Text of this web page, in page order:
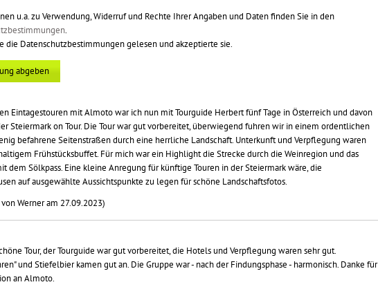
u.a. zu Verwendung, Widerruf und Rechte Ihrer Angaben und Daten finden Sie in den
.
die Datenschutzbestimmungen gelesen und akzeptierte sie.
abgeben
Eintagestouren mit Almoto war ich nun mit Tourguide Herbert fünf Tage in Österreich und davon
Steiermark on Tour. Die Tour war gut vorbereitet, überwiegend fuhren wir in einem ordentlichen
befahrene Seitenstraßen durch eine herrliche Landschaft. Unterkunft und Verpflegung waren
Frühstücksbuffet. Für mich war ein Highlight die Strecke durch die Weinregion und das
dem Sölkpass. Eine kleine Anregung für künftige Touren in der Steiermark wäre, die
auf ausgewählte Aussichtspunkte zu legen für schöne Landschaftsfotos.
Werner am 27.09.2023)
Tour, der Tourguide war gut vorbereitet, die Hotels und Verpflegung waren sehr gut.
und Stiefelbier kamen gut an. Die Gruppe war - nach der Findungsphase - harmonisch. Danke für
an Almoto.